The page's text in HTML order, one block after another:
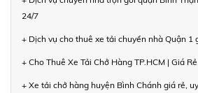
24/7
+ Dịch vụ cho thuê xe tải chuyển nhà Quận 1
+ Cho Thuê Xe Tải Chở Hàng TP.HCM | Giá
+ Xe tải chở hàng huyện Bình Chánh giá rẻ,